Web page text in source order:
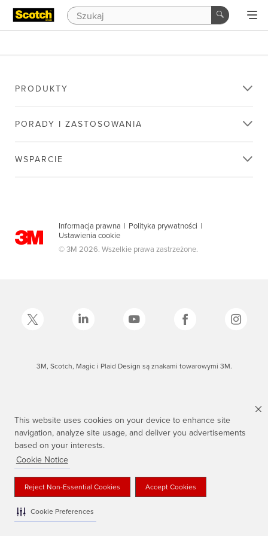
This website uses cookies on your device to enhance site
navigation, analyze site usage, and deliver you advertisements
based on your interests.
Cookie Notice
Reject Non-Essential Cookies Accept Cookies
Cookie Preferences
PRODUKTY
PORADY I ZASTOSOWANIA
WSPARCIE
Informacja prawna | Polityka prywatności |
Ustawienia cookie
© 3M 2026. Wszelkie prawa zastrzeżone.
3M, Scotch, Magic i Plaid Design są znakami towarowymi 3M.